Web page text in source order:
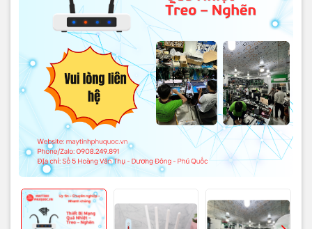
Đây là tình trạng cực kỳ phổ biến khi thiết bị mạng hoạt động 24/7,
lại bị bụi, đặt nơi bí nhiệt, adapter yếu hoặc IC hoạt động quá tải.
Nếu để lâu, thiết bị dễ hỏng nguồn, cháy chip WiFi, mất kết nối
toàn bộ hệ thống mạng & camera.
Bảo trì – vệ sinh định kỳgiúp thiết bị chạy mát hơn, ổn định hơn và
kéo dài tuổi thọ.
Nguyên nhân phổ biến
- Bụi bẩn bám nhiều làmnghẽn khe thoát gió , nhiệt không tản
được.
- Router đặt trongtủ kín, góc chật → nhiệt tích tụ, treo máy.